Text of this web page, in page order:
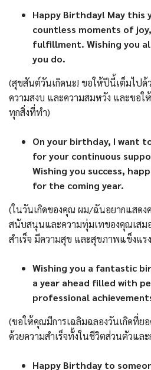
Happy Birthday! May this
countless moments of
fulfillment. Wishing you
you do.
(สุขสันต์วันเกิดนะ! ขอให้ปีนี้เต็มไปด้
ความสงบ และความสมหวัง และขอใ
ทุกสิ่งที่ทำ)
On your birthday, I want
for your continuous
Wishing you success,
for the coming year.
(ในวันเกิดของคุณ ผม/ฉันอยากแสดง
สนับสนุนและความทุ่มเทของคุณเสม
สำเร็จ มีความสุข และสุขภาพแข็งแร
Wishing you a fantastic
a year ahead filled with
professional
(ขอให้คุณมีการเฉลิมฉลองวันเกิดที่ย
ด้วยความสำเร็จทั้งในชีวิตส่วนตัวและ
Happy Birthday to